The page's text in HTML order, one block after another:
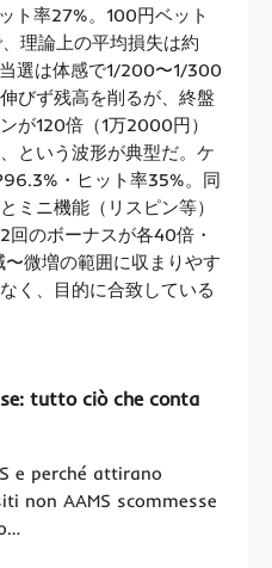
ト率27%。100円ベット
理論上の平均損失は約
選は体感で1/200〜1/300
びず残高を削るが、終盤
が120倍（1万2000円）
という波形が典型だ。ケ
・ヒット率35%。同
ミニ機能（リスピン等）
回のボーナスが各40倍・
微増の範囲に収まりやす
く、目的に合致している
tutto ciò che conta
e perché attirano
non AAMS scommesse